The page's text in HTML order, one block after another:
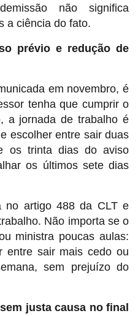
não significa
a ciência do fato.
prévio e redução de
em novembro, é
tenha que cumprir o
a jornada de trabalho é
escolher entre sair duas
os trinta dias do aviso
os últimos sete dias
no artigo 488 da CLT e
Não importa se o
ministra poucas aulas:
entre sair mais cedo ou
sem prejuízo do
justa causa no final